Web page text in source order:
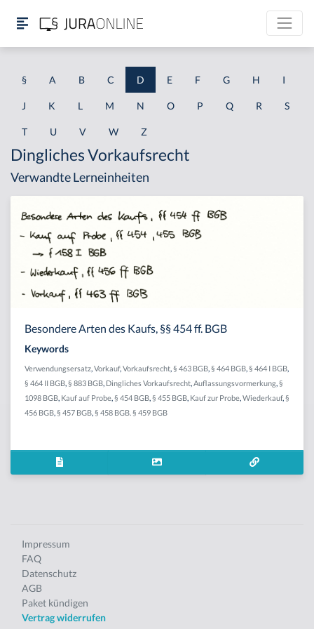
§ A B C D E F G H I
J K L M N O P Q R S
T U V W Z
Dingliches Vorkaufsrecht
Verwandte Lerneinheiten
Besondere Arten des Kaufs, §§ 454 ff. BGB
Keywords
Verwendungsersatz Vorkauf, Vorkaufsrecht § 463 BGB § 464 BGB § 464 I BGB
§ 464 II BGB § 883 BGB Dingliches Vorkaufsrecht Auflassungsvormerkung §
1098 BGB Kauf auf Probe § 454 BGB § 455 BGB Kauf zur Probe Wiederkauf, §
456 BGB § 457 BGB § 458 BGB. § 459 BGB
Impressum
FAQ
Datenschutz
AGB
Paket kündigen
Vertrag widerrufen